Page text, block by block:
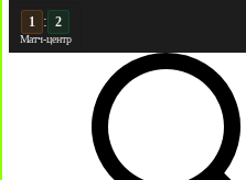
2 : 2
Матч-центр